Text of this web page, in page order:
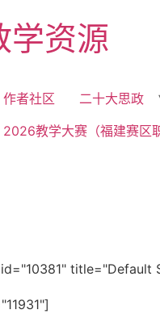
学资源
作者社区 二十大思政
2026教学大赛（福建赛区
title="Default